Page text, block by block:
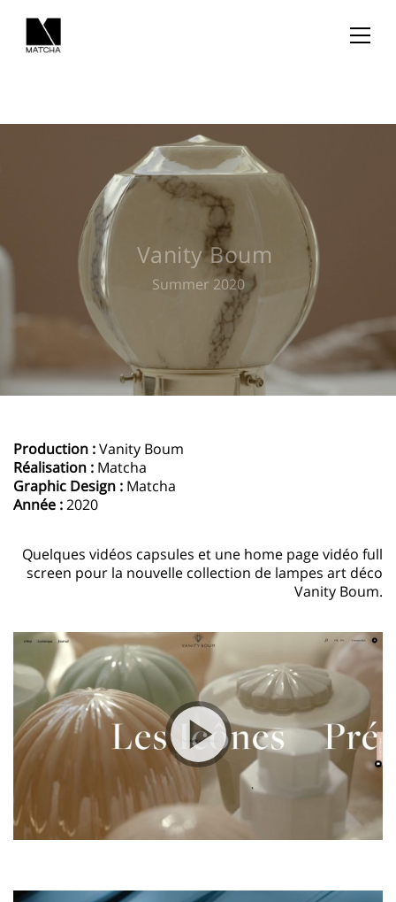
Vanity Boum
Summer 2020
Production :Vanity Boum
Réalisation : Matcha
Graphic Design : Matcha
Année :2020
Quelques vidéos capsules et une home page vidéo full
screen pour la nouvelle collection de lampes art déco
Vanity Boum.